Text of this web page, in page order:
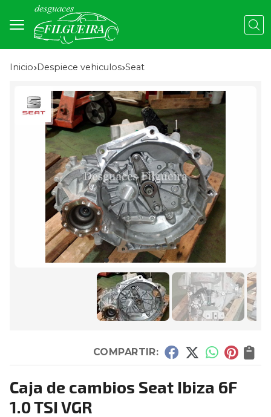
Inicio despiece vehiculos seat
COMPARTIR:
Caja de cambios Seat Ibiza 6F
1.0 TSI VGR